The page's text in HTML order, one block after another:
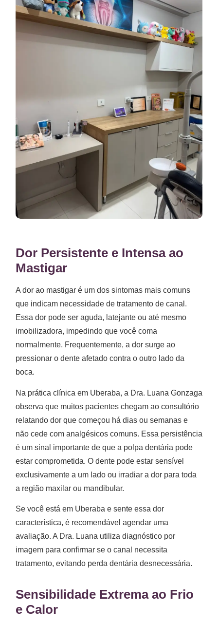
Dor Persistente e Intensa ao
Mastigar
A dor ao mastigar é um dos sintomas mais comuns
que indicam necessidade de tratamento de canal.
Essa dor pode ser aguda, latejante ou até mesmo
imobilizadora, impedindo que você coma
normalmente. Frequentemente, a dor surge ao
pressionar o dente afetado contra o outro lado da
boca.
Na prática clínica em Uberaba, a Dra. Luana Gonzaga
observa que muitos pacientes chegam ao consultório
relatando dor que começou há dias ou semanas e
não cede com analgésicos comuns. Essa persistência
é um sinal importante de que a polpa dentária pode
estar comprometida. O dente pode estar sensível
exclusivamente a um lado ou irradiar a dor para toda
a região maxilar ou mandibular.
Se você está em Uberaba e sente essa dor
característica, é recomendável agendar uma
avaliação. A Dra. Luana utiliza diagnóstico por
imagem para confirmar se o canal necessita
tratamento, evitando perda dentária desnecessária.
Sensibilidade Extrema ao Frio
e Calor